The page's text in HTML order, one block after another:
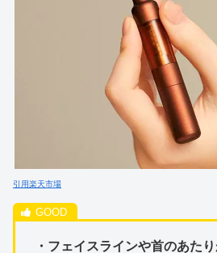
引用楽天市場
・フェイスラインや首のあた